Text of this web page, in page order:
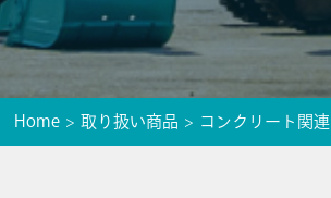
Home 取り扱い商品 コンクリート関連